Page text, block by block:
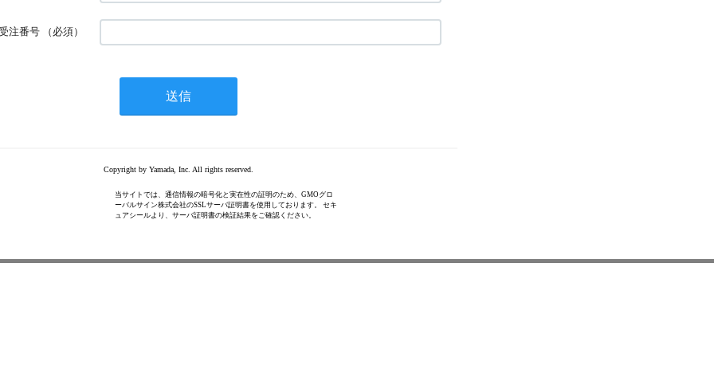
注番号 （必須）
Copyright by Yamada, Inc. All rights reserved.
当サイトでは、通信情報の暗号化と実在性の証明のため、GMOグロ
ーバルサイン株式会社のSSLサーバ証明書を使用しております。 セキ
ュアシールより、サーバ証明書の検証結果をご確認ください。